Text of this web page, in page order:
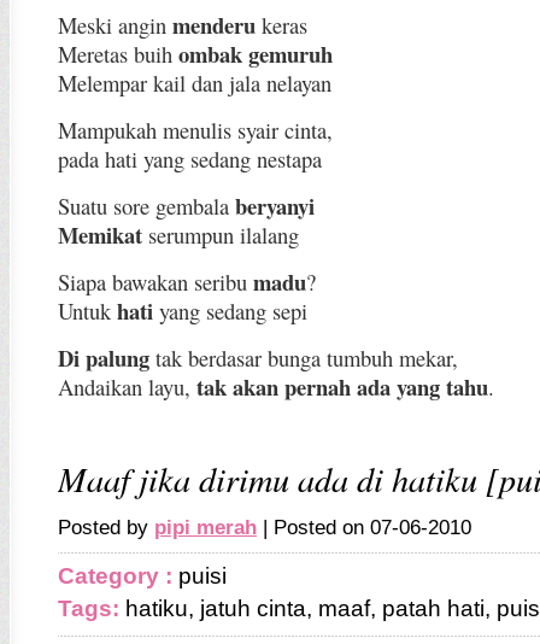
Meski angin menderu keras
Meretas buih ombak gemuruh
Melempar kail dan jala nelayan
Mampukah menulis syair cinta,
pada hati yang sedang nestapa
Suatu sore gembala beryanyi
Memikat serumpun ilalang
Siapa bawakan seribu madu?
Untuk hati yang sedang sepi
Di palung tak berdasar bunga tumbuh mekar,
Andaikan layu, tak akan pernah ada yang tahu.
Maaf jika dirimu ada di hatiku
Posted by pipi merah | Posted on 07-06-2010
Category : puisi
Tags: hatiku, jatuh cinta, maaf, patah hati,